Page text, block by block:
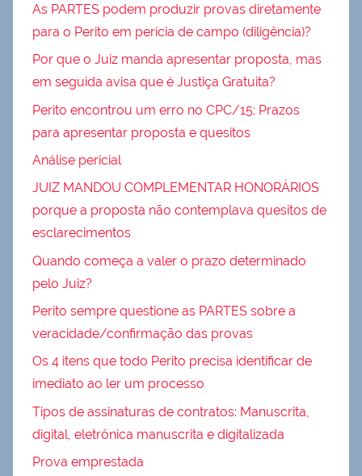
As PARTES podem produzir provas diretamente
para o Perito em perícia de campo (diligência)?
Por que o Juiz manda apresentar proposta, mas
em seguida avisa que é Justiça Gratuita?
Perito encontrou um erro no CPC/15: Prazos
para apresentar proposta e quesitos
Análise pericial
JUIZ MANDOU COMPLEMENTAR HONORÁRIOS
porque a proposta não contemplava quesitos de
esclarecimentos
Quando começa a valer o prazo determinado
pelo Juiz?
Perito sempre questione as PARTES sobre a
veracidade/confirmação das provas
Os 4 itens que todo Perito precisa identificar de
imediato ao ler um processo
Tipos de assinaturas de contratos: Manuscrita,
digital, eletrônica manuscrita e digitalizada
Prova emprestada